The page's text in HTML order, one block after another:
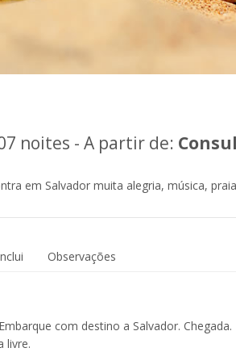
noites - A partir de:
em Salvador muita alegria, música,
Observações
com destino a Salvador.
livre.